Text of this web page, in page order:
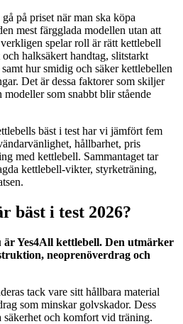
på priset när man ska köpa
mest färgglada modellen utan att
spelar roll är rätt kettlebell
halksäkert handtag, slitstarkt
hur smidig och säker kettlebellen
Det är dessa faktorer som skiljer
som snabbt blir stående
bäst i test har vi jämfört fem
hållbarhet, pris
med kettlebell. Sammantaget tar
kettlebell-vikter, styrketräning,
bäst i test 2026?
är Yes4All kettlebell. Den utmärker
neoprenöverdrag och
tack vare sitt hållbara material
som minskar golvskador. Dess
säkerhet och komfort vid träning.